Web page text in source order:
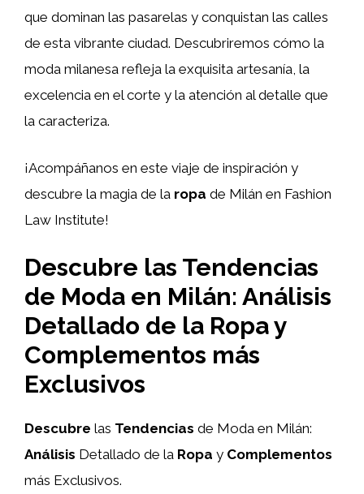
que dominan las pasarelas y conquistan las calles
de esta vibrante ciudad. Descubriremos cómo la
moda milanesa refleja la exquisita artesanía, la
excelencia en el corte y la atención al detalle que
la caracteriza.
¡Acompáñanos en este viaje de inspiración y
descubre la magia de la ropa de Milán en Fashion
Law Institute!
Descubre las Tendencias
de Moda en Milán: Análisis
Detallado de la Ropa y
Complementos más
Exclusivos
Descubre las Tendencias de Moda en Milán:
Análisis Detallado de la Ropa y Complementos
más Exclusivos.